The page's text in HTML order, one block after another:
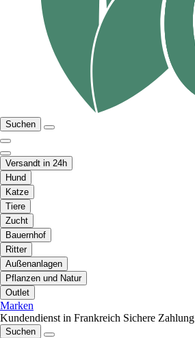
Suchen
Versandt in 24h
Hund
Katze
Tiere
Zucht
Bauernhof
Ritter
Außenanlagen
Pflanzen und Natur
Outlet
Marken
Kundendienst in Frankreich Sichere Zahlung
Suchen